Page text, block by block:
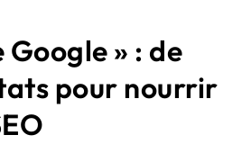
Google » : de
pour nourrir